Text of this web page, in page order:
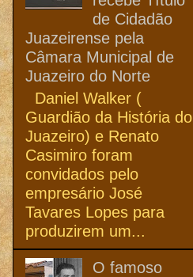
de Cidadão
Juazeirense pela
Câmara Municipal de
Juazeiro do Norte
Daniel Walker (
Guardião da História do
Juazeiro) e Renato
Casimiro foram
convidados pelo
empresário José
Tavares Lopes para
produzirem um...
O famoso